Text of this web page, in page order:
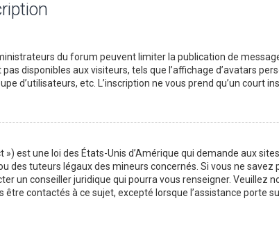
du forum peuvent limiter la publication de
disponibles aux visiteurs, tels que l’affichage d’avatars
d’utilisateurs, etc. L’inscription ne vous prend qu’un court
») est une loi des États-Unis d’Amérique qui demande aux
des tuteurs légaux des mineurs concernés. Si vous ne
un conseiller juridique qui pourra vous renseigner. Veuillez
contactés à ce sujet, excepté lorsque l’assistance porte